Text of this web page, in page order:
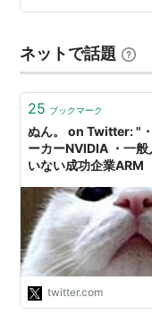
かったです。私も
ネットで話題
25 ブックマーク
ぬん。 on Twitter: "
ーカーNVIDIA ・一
いない成功企業ARM
スト ・設計図共有サ
いたこともないファ
マークダウンと…
https://t.co/
twitter.com